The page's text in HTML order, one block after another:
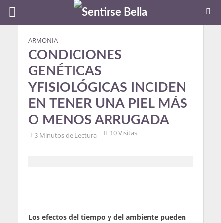
ARMONIA
CONDICIONES
GENÉTICAS
YFISIOLÓGICAS INCIDEN
EN TENER UNA PIEL MÁS
O MENOS ARRUGADA
3 Minutos de Lectura 10 Visitas
Los efectos del tiempo y del ambiente pueden